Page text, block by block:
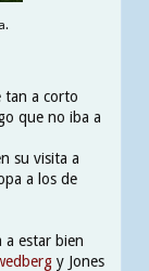
tan a corto
que no iba a
su visita a
a los de
a estar bien
y Jones